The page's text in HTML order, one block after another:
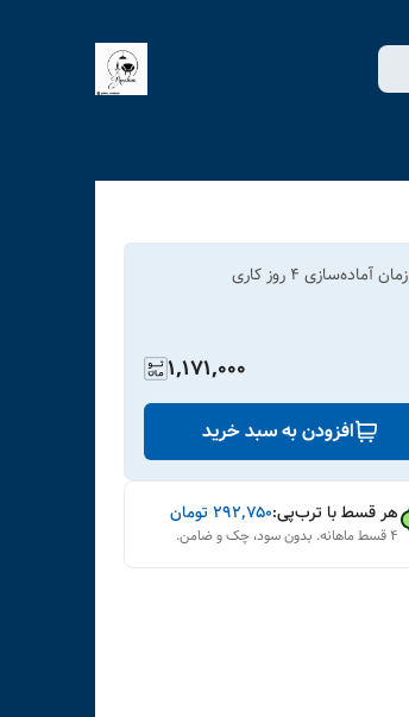
زمان آماده‌سازی 4 روز کاری
1,171,000
افزودن به سبد خرید
هر قسط با ترب‌پی:۲۹۲٬۷۵۰ تومان
۴ قسط ماهانه. بدون سود، چک و ضامن.